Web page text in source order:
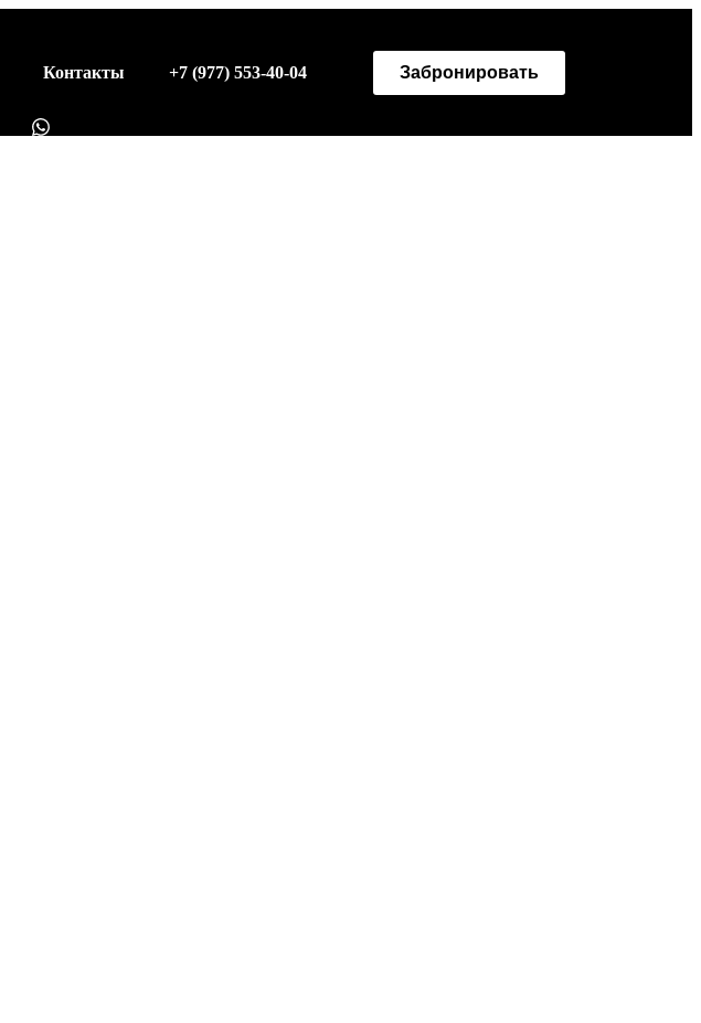
Контакты +7 (977) 553-40-04 Забронировать